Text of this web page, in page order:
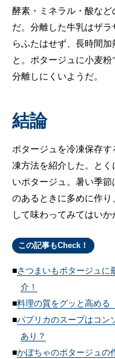
酵素・ミネラル・酸な
だ。分離した牛乳はザ
らふたはせず、長時間
と。ポタージュに小麦粉
分離しにくいようだ。
結論
ポタージュを冷凍保存
凍方法を紹介した。と
いポタージュ。暑い季
のあるときに多めに作
して味わってみてはいか
この記事もCheck！
さつまいもポタージュに
介！
料理の質をグッと高める
パプリカのスープはコン
あり？
かぼちゃのポタージュの